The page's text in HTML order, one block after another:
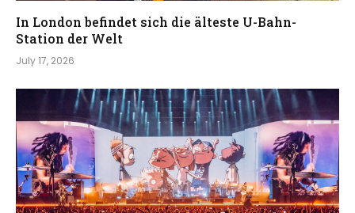
In London befindet sich die älteste U-Bahn-
Station der Welt
July 17, 2026